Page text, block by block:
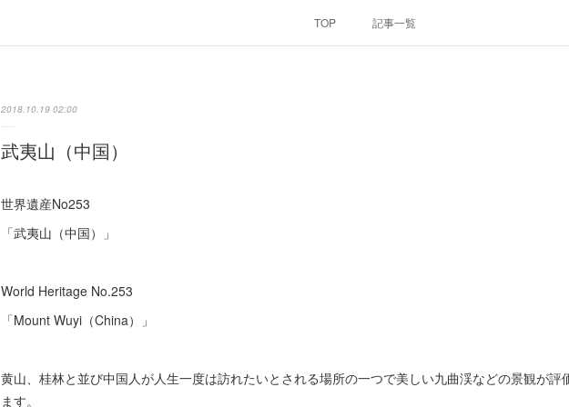
TOP 記事一覧
2018.10.19 02:00
武夷山（中国）
世界遺産No253
「武夷山（中国）」
World Heritage No.253
「Mount Wuyi（China）」
黄山、桂林と並び中国人が人生一度は訪れたいとされる場所の一つで美しい九曲渓などの景観が評
ます。